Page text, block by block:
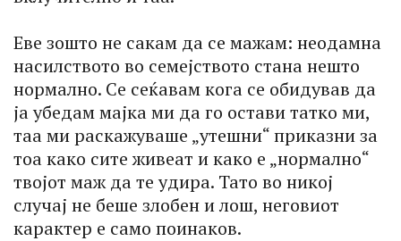
Еве зошто не сакам да се мажам: неодамна
насилството во семејството стана нешто
нормално. Се сеќавам кога се обидував да
ја убедам мајка ми да го остави татко ми,
таа ми раскажуваше „утешни“ приказни за
тоа како сите живеат и како е „нормално“
твојот маж да те удира. Тато во никој
случај не беше злобен и лош, неговиот
карактер е само поинаков.